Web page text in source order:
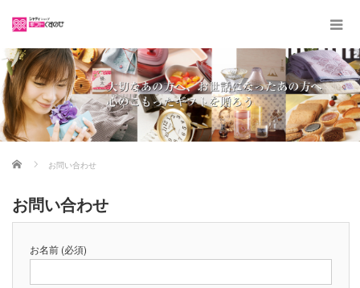
ホーム お問い合わせ
お問い合わせ
お名前 (必須)